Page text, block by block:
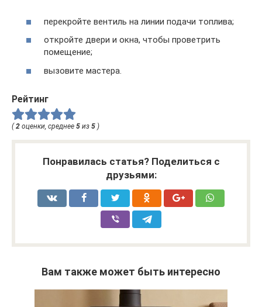
перекройте вентиль на линии подачи топлива;
откройте двери и окна, чтобы проветрить
помещение;
вызовите мастера.
Рейтинг
( 2 оценки, среднее 5 из 5 )
Понравилась статья? Поделиться с
друзьями:
Вам также может быть интересно